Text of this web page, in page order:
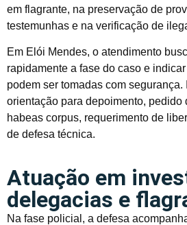
em flagrante, na preservação de
testemunhas e na verificação de
Em Elói Mendes, o atendimento
rapidamente a fase do caso e
podem ser tomadas com
orientação para depoimento, pedido
habeas corpus, requerimento de
de defesa técnica.
Atuação em
delegacias e
Na fase policial, a defesa